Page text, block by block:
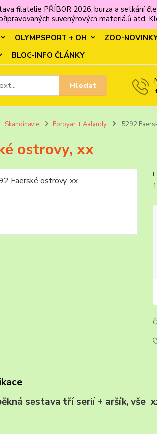
filatelie PŘÍBOR 2026, burza a setkání
suvenýrových materiálů atd.
OLYMPSPORT + OH
ZOO-
BLOG-INFO ČLÁNKY
Hledat
Skandinávie Foroyar + Aalandy 5292
ostrovy, xx
pěkná sestava tří serií +